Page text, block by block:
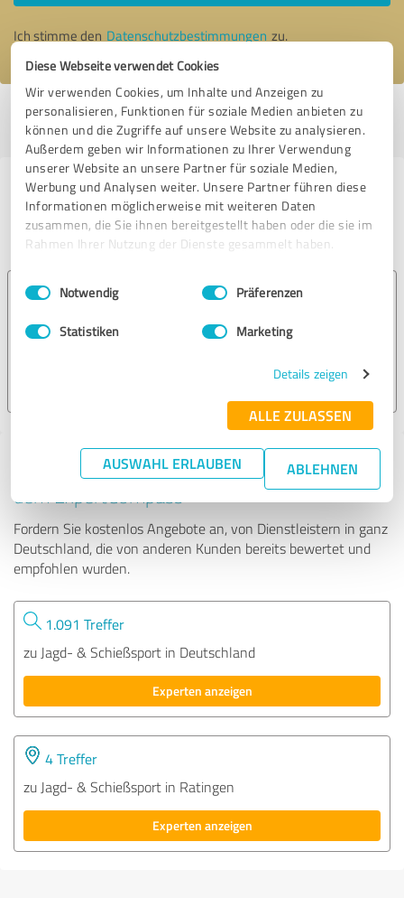
Diese Webseite verwendet Cookies
Wir verwenden Cookies, um Inhalte und Anzeigen zu
personalisieren, Funktionen für soziale Medien anbieten zu
können und die Zugriffe auf unsere Website zu analysieren.
Außerdem geben wir Informationen zu Ihrer Verwendung
unserer Website an unsere Partner für soziale Medien,
Werbung und Analysen weiter. Unsere Partner führen diese
Informationen möglicherweise mit weiteren Daten
zusammen, die Sie ihnen bereitgestellt haben oder die sie im
Rahmen Ihrer Nutzung der Dienste gesammelt haben.
Impressum Datenschutzbestimmungen
Einwilligungsauswahl
Notwendig Präferenzen
Statistiken Marketing
Details zeigen
ALLE ZULASSEN
AUSWAHL ERLAUBEN ABLEHNEN
Ich stimme den Datenschutzbestimmungen zu.
Profil aktiv seit 09.05.2017 |Letzte Aktualisierung: 06.08.2026|Profil
melden
Erfahrungen zu weiteren
Anbietern aus dem Bereich Jagd- &
Schießsport
LoBow Intuitives Bogenschießen 4D Indoor
Bogenschießanlage
Tipp: Die passenden Experten finden - mit
dem ExpertCompass
Fordern Sie kostenlos Angebote an, von Dienstleistern in ganz
Deutschland, die von anderen Kunden bereits bewertet und
empfohlen wurden.
1.091 Treffer
zu Jagd- & Schießsport in Deutschland
Experten anzeigen
4 Treffer
zu Jagd- & Schießsport in Ratingen
Experten anzeigen